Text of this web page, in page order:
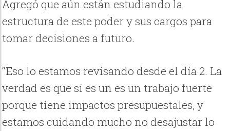
Agregó que aún están estudiando la
estructura de este poder y sus cargos para
tomar decisiones a futuro.
“Eso lo estamos revisando desde el día 2. La
verdad es que sí es un es un trabajo fuerte
porque tiene impactos presupuestales, y
estamos cuidando mucho no desajustar lo